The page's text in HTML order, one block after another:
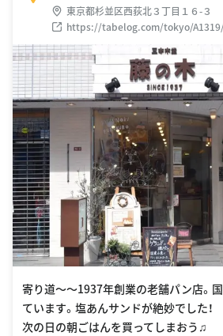
東京都杉並区西荻北３丁目１６-３
https://tabelog.com/tokyo/
寄り道〜〜1937年創業の老舗パン店。
ています。塩あんサンドが絶妙でした！
次の日の朝ごはんを買ってしまおう♫